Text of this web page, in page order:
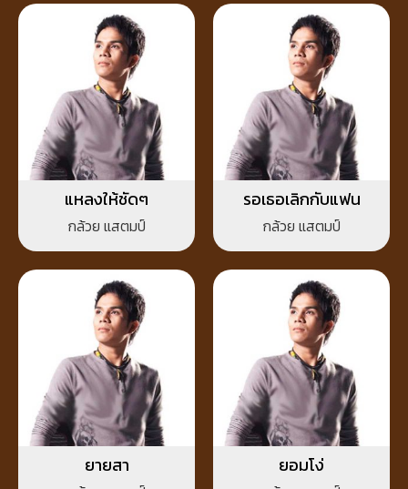
แหลงให้ชัดๆ
กล้วย แสตมป์
รอเธอเลิกกับแฟน
กล้วย แสตมป์
ยายสา ยอมโง่